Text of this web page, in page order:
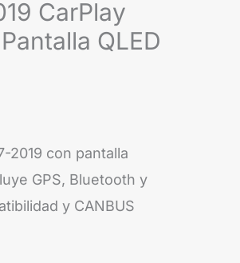
CarPlay
QLED
2019 con pantalla
GPS, Bluetooth y
y CANBUS